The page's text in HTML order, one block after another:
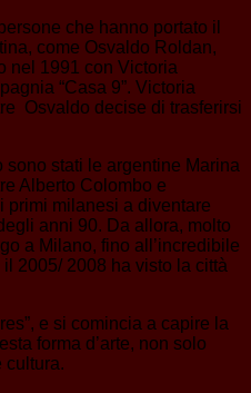
che hanno portato il
come Osvaldo Roldan,
nel 1991 con Victoria
“Casa 9”. Victoria
Osvaldo decise di trasferirsi
stati le argentine Marina
Alberto Colombo e
primi milanesi a diventare
anni 90. Da allora, molto
a Milano, fino all’incredibile
2005/ 2008 ha visto la città
e si comincia a capire la
forma d’arte, non solo
cultura.